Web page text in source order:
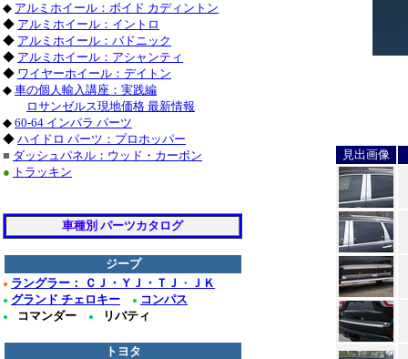
見出画像
◆ アルミホイール：ボイド カディントン
◆ アルミホイール：イントロ
◆ アルミホイール：バドニック
◆ アルミホイール：アシャンティ
◆ ワイヤーホイール：デイトン
◆ 車の個人輸入講座：実践編
ロサンゼルス現地価格 最新情報
◆ 60-64 インパラ パーツ
◆ ハイドロ パーツ：プロホッパー
■ ダッシュパネル：ウッド・カーボン
● トラッキン
車種別 パーツカタログ
ジープ
● ラングラー： ＣＪ・ＹＪ・ＴＪ ・ ＪＫ
● グランド チェロキー ● コンパス
● コマンダー ● リバティ
トヨタ